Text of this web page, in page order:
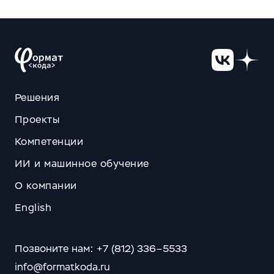
Решения
Проекты
Компетенции
ИИ и машинное обучение
О компании
English
Позвоните нам: +7 (812) 336–5533
info@formatkoda.ru